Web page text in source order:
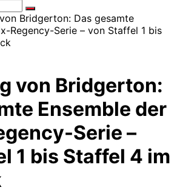
Bridgerton: Das gesamte
Regency-Serie – von Staffel 1 bis
von Bridgerton:
Ensemble der
Serie –
1 bis Staffel 4 im